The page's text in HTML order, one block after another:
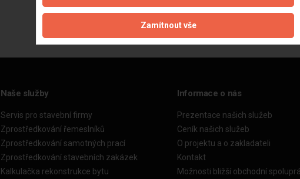
Naše služby
Servis pro stavební firmy
Zprostředkování řemeslníků
Zprostředkování samotných prací
Zprostředkování stavebních zakázek
Kalkulačka rekonstrukce bytu
Informace o nás
Prezentace našich služeb
Ceník našich služeb
O projektu a o zakladateli
Kontakt
Možnosti bližší obchodní
Zamítnout vše